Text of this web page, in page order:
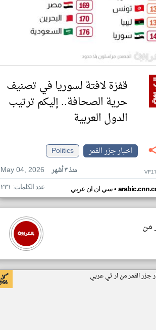
قفزة لافتة لسوريا في تصنيف
حرية الصحافة.. إليكم ترتيب
الدول العربية
اخبار جزر القمر
Politics
May 04, 2026
منذ ٣ أشهر
سي ان ان عربي• عدد الكلمات: ٢٣١
من
جزر القمر من ار تي عربي